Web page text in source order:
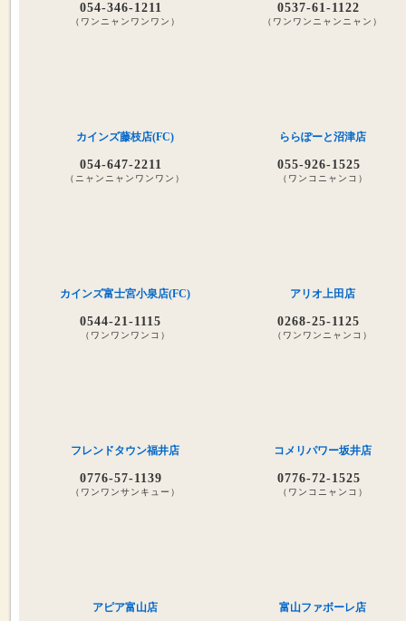
054-346-1211
（ワンニャンワンワン）
0537-61-1122
（ワンワンニャンニャン）
カインズ藤枝店(FC)
054-647-2211
（ニャンニャンワンワン）
ららぽーと沼津店
055-926-1525
（ワンコニャンコ）
カインズ富士宮小泉店(FC)
0544-21-1115
（ワンワンワンコ）
アリオ上田店
0268-25-1125
（ワンワンニャンコ）
フレンドタウン福井店
0776-57-1139
（ワンワンサンキュー）
コメリパワー坂井店
0776-72-1525
（ワンコニャンコ）
アピア富山店 富山ファボーレ店